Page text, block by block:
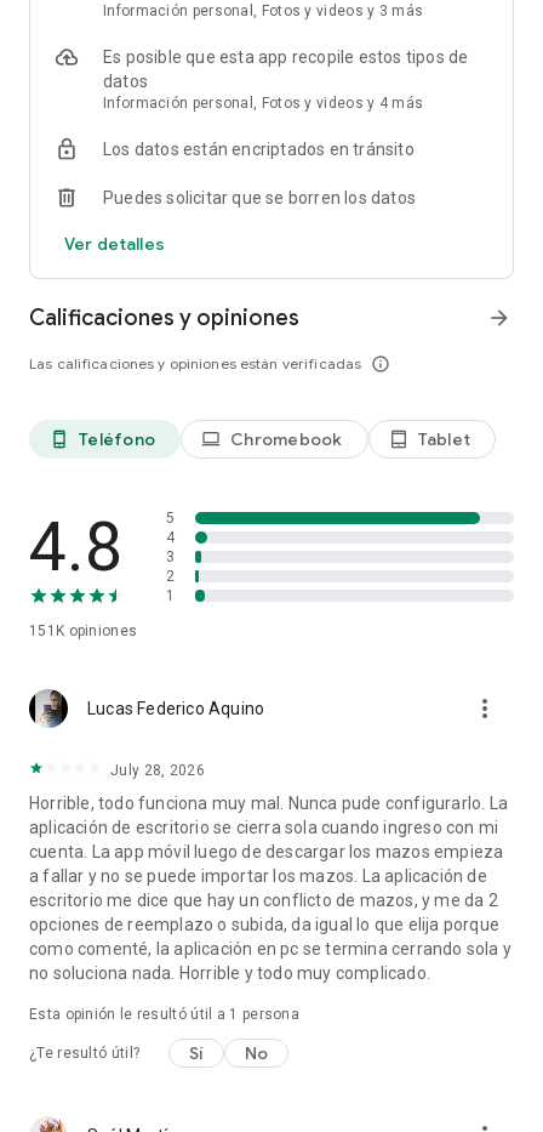
• contenidos de tarjeta soportados: texto, imágenes, sonidos,
• repaso espaciado (algoritmo de SuperMemo 2)
• más de 6000 mazos prediseñados
• estadísticas detalladas
• código abierto
• escribir las respuestas (opcional)
• editor/creador de tarjetas
• diseño para tablet
• importar archivos de colección existentes (vía Anki
Aedict, diversos diccionarios online)
• agregar tarjetas al seleccionar contenido desde otras
aplicaciones como diccionarios
• soporte para fuentes personalizadas
• navegación por gestos, toques, agitado
• modo noche
• traducido a 27 idiomas
descargarse desde el sitio Web
Información personal, Fotos y videos y 3 más
Es posible que esta app recopile estos tipos de
datos
Información personal, Fotos y videos y 4 más
Los datos están encriptados en tránsito
Puedes solicitar que se borren los datos
Ver detalles
Calificaciones y opiniones
Las calificaciones y opiniones están verificadas info_outline
arrow_forward
phone_android Teléfono laptop Chromebook tablet_android Tablet
4.8
151K opiniones
5
4
3
2
1
Lucas Federico Aquino more_vert
July 28, 2026
Horrible, todo funciona muy mal. Nunca pude configurarlo. La
aplicación de escritorio se cierra sola cuando ingreso con mi
cuenta. La app móvil luego de descargar los mazos empieza
a fallar y no se puede importar los mazos. La aplicación de
escritorio me dice que hay un conflicto de mazos, y me da 2
opciones de reemplazo o subida, da igual lo que elija porque
como comenté, la aplicación en pc se termina cerrando sola y
no soluciona nada. Horrible y todo muy complicado.
Esta opinión le resultó útil a 1 persona
¿Te resultó útil? Sí No